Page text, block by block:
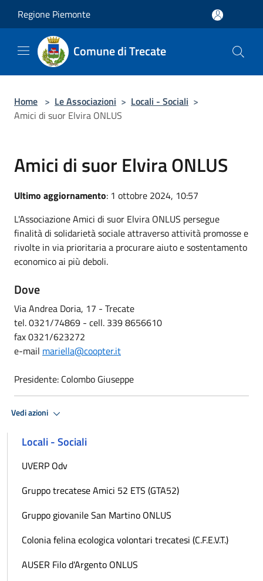
Regione Piemonte
Comune di Trecate
Home > Le Associazioni > Locali - Sociali >
Amici di suor Elvira ONLUS
Amici di suor Elvira ONLUS
Ultimo aggiornamento: 1 ottobre 2024, 10:57
L'Associazione Amici di suor Elvira ONLUS persegue
finalità di solidarietà sociale attraverso attività promosse e
rivolte in via prioritaria a procurare aiuto e sostentamento
economico ai più deboli.
Dove
Via Andrea Doria, 17 - Trecate
tel. 0321/74869 - cell. 339 8656610
fax 0321/623272
e-mail mariella@coopter.it
Presidente: Colombo Giuseppe
Vedi azioni
Locali - Sociali
UVERP Odv
Gruppo trecatese Amici 52 ETS (GTA52)
Gruppo giovanile San Martino ONLUS
Colonia felina ecologica volontari trecatesi (C.F.E.V.T.)
AUSER Filo d'Argento ONLUS